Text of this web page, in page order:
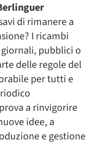
di rimanere a
I ricambi
pubblici o
delle regole del
per tutti e
a rinvigorire
idee, a
e gestione